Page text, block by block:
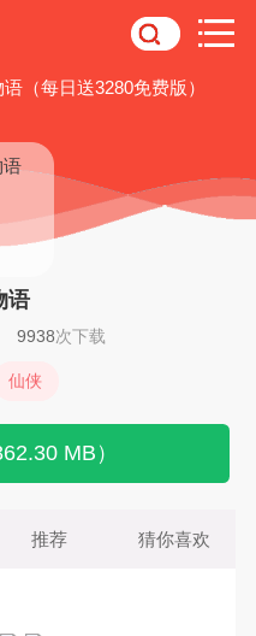
（每日送3280免费版）
语
9938次下载
仙侠
MB）
推荐 猜你喜欢